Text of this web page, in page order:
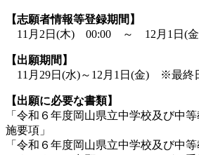
【志願者情報等登録期間】
11月2日(木) 00:00 ～ 12月1日(
【出願期間】
11月29日(水)～12月1日(金) ※最終
【出願に必要な書類】
「令和６年度岡山県立中学校及び中
施要項」
「令和６年度岡山県立中学校及び中